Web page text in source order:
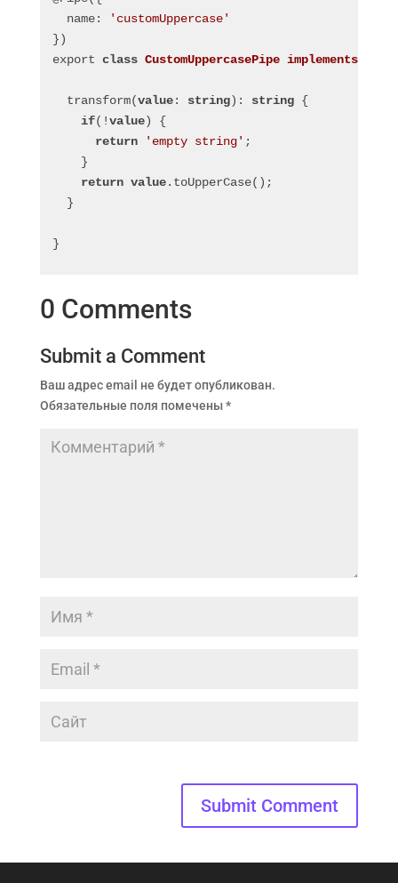
  name:
'customUppercase'
})
export class CustomUppercasePipe implements
  transform(
value: string): string {
if(!value) {
return
'empty string' ;
    }
return value.toUpperCase();
  }
}
0 Comments
Submit a Comment
Ваш адрес email не будет опубликован.
Обязательные поля помечены*
Submit Comment